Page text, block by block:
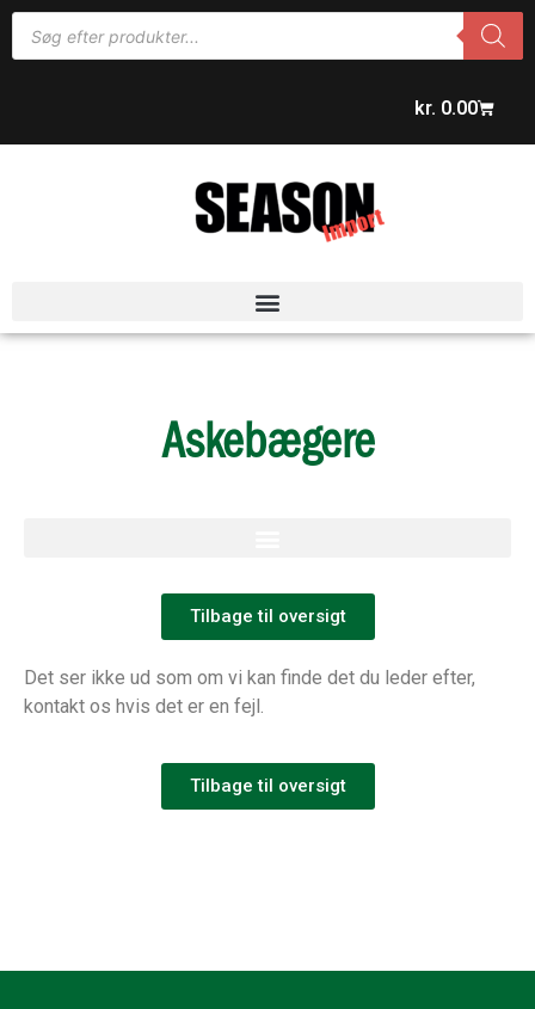
kr. 0.00
Askebægere
Tilbage til oversigt
Det ser ikke ud som om vi kan finde det du leder efter,
kontakt os hvis det er en fejl.
Tilbage til oversigt